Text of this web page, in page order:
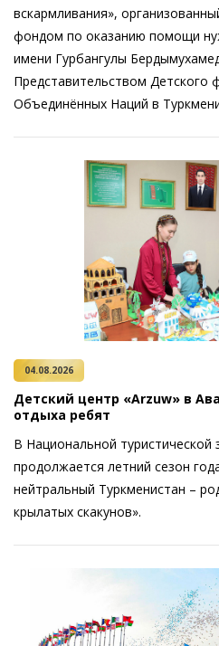
вскармливания»,
фондом по оказанию помощи
имени Гурбангулы
Представительством Детского
Объединённых Наций в
04.08.2026
Детский центр «Arzuw» в
отдыха ребят
В Национальной туристической
продолжается летний сезон
нейтральный Туркменистан –
крылатых скакунов».